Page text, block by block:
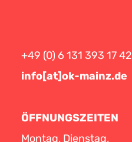
+49 (0) 6 131 393 17 42
info[at]ok-mainz.de
ÖFFNUNGSZEITEN
Montag, Dienstag,